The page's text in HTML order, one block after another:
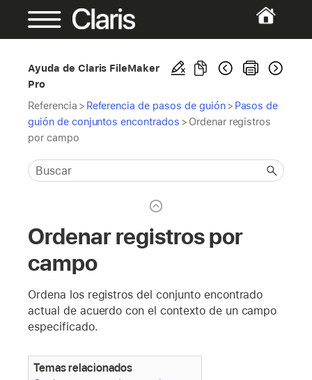
Ayuda de Claris FileMaker
Pro
Referencia > Referencia de pasos de guión > Pasos de
guión de conjuntos encontrados > Ordenar registros
por campo
Ordenar registros por
campo
Ordena los registros del conjunto encontrado
actual de acuerdo con el contexto de un campo
especificado.
Temas relacionados